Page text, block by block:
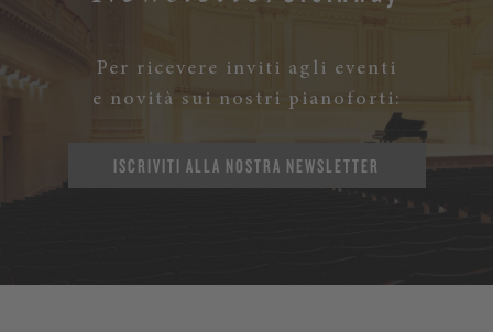
Per ricevere inviti agli eventi
e novità sui nostri pianoforti:
ISCRIVITI ALLA NOSTRA NEWSLETTER